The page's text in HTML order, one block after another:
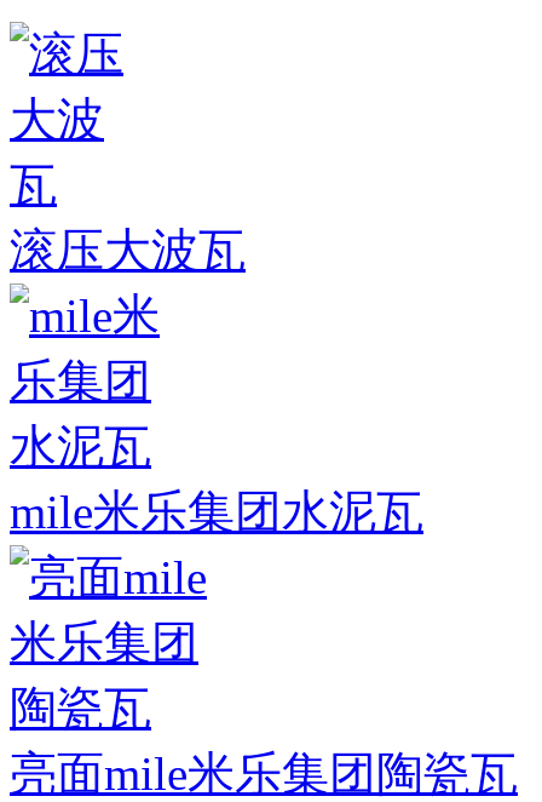
滚压大波瓦
mile米乐集团水泥瓦
亮面mile米乐集团陶瓷瓦